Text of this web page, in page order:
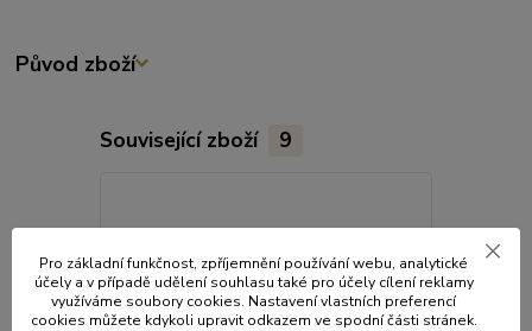
Původ zboží
Související zboží 9
Pro základní funkčnost, zpříjemnění používání webu, analytické
účely a v případě udělení souhlasu také pro účely cílení reklamy
využíváme soubory cookies. Nastavení vlastních preferencí
cookies můžete kdykoli upravit odkazem ve spodní části stránek.